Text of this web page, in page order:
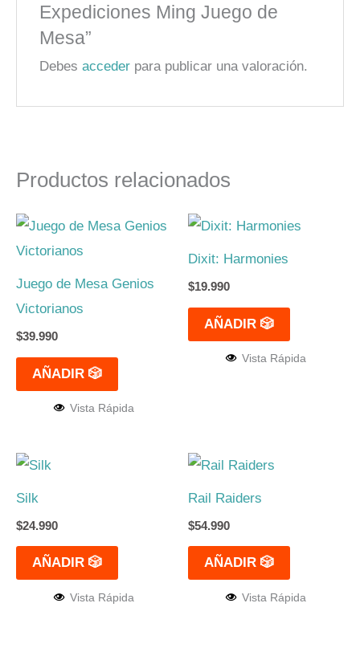
Expediciones Ming Juego de
Mesa”
Debesacceder para publicar una valoración.
Productos relacionados
Juego de Mesa Genios
Victorianos
$39.990
AÑADIR 🎲
Vista Rápida
Dixit: Harmonies
$19.990
AÑADIR 🎲
Vista Rápida
Silk
$24.990
AÑADIR 🎲
Vista Rápida
Rail Raiders
$54.990
AÑADIR 🎲
Vista Rápida